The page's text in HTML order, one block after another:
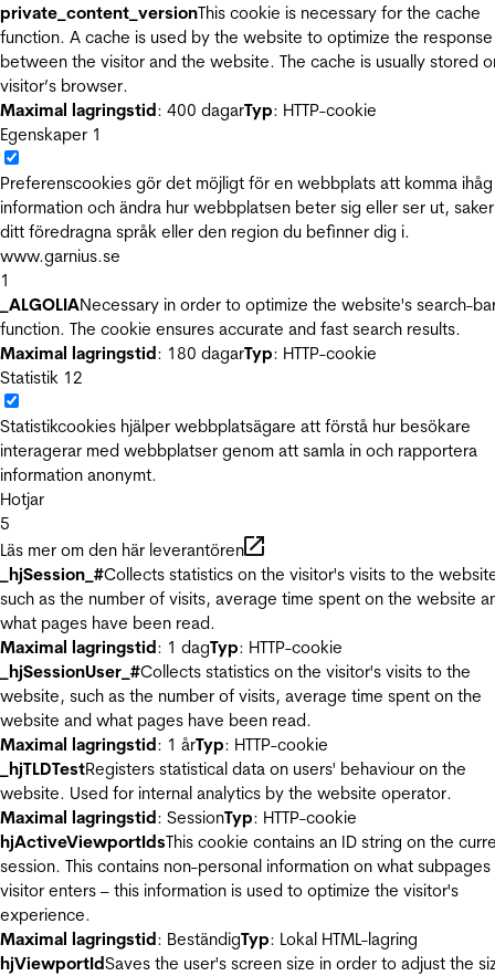
private_content_versionThis cookie is necessary for the cache
function. A cache is used by the website to optimize the
between the visitor and the website. The cache is usually stored
visitor’s browser.
Maximal lagringstid: 400 dagarTyp: HTTP-cookie
Egenskaper 1
Preferenscookies gör det möjligt för en webbplats att komma ihåg
information och ändra hur webbplatsen beter sig eller ser ut,
ditt föredragna språk eller den region du befinner dig i.
www.garnius.se
1
_ALGOLIANecessary in order to optimize the website's search-
function. The cookie ensures accurate and fast search results.
Maximal lagringstid: 180 dagarTyp: HTTP-cookie
Statistik 12
Statistikcookies hjälper webbplatsägare att förstå hur besökare
interagerar med webbplatser genom att samla in och rapportera
information anonymt.
Hotjar
5
Läs mer om den här leverantören
_hjSession_#Collects statistics on the visitor's visits to the
such as the number of visits, average time spent on the website
what pages have been read.
Maximal lagringstid: 1 dagTyp: HTTP-cookie
_hjSessionUser_#Collects statistics on the visitor's visits to the
website, such as the number of visits, average time spent on the
website and what pages have been read.
Maximal lagringstid: 1 årTyp: HTTP-cookie
_hjTLDTestRegisters statistical data on users' behaviour on the
website. Used for internal analytics by the website operator.
Maximal lagringstid: SessionTyp: HTTP-cookie
hjActiveViewportIdsThis cookie contains an ID string on the
session. This contains non-personal information on what
visitor enters – this information is used to optimize the visitor's
experience.
Maximal lagringstid: BeständigTyp: Lokal HTML-lagring
hjViewportIdSaves the user's screen size in order to adjust the